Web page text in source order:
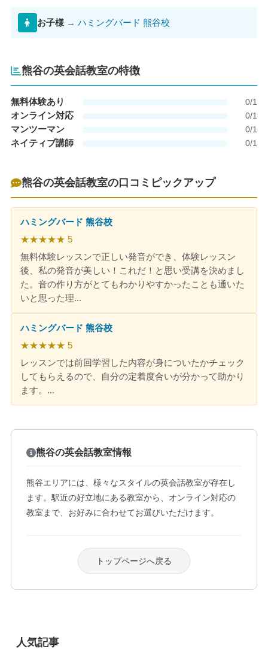
お子様 → ハミングバード 熊谷校
熊谷の英会話教室の特徴
無料体験あり 0/1
オンライン対応 0/1
マンツーマン 0/1
ネイティブ講師 0/1
熊谷の英会話教室の口コミピックアップ
ハミングバード 熊谷校
★★★★★ 5
無料体験レッスンで正しい発音ができ、体験レッスン
後、私の発音が美しい！これだ！と思い受講を決めまし
た。音の作り方がとてもわかりやすかったことも通いた
いと思った理...
ハミングバード 熊谷校
★★★★★ 5
レッスンでは前回学習した内容が身についたかチェック
してもらえるので、自分の定着度合いが分かって助かり
ます。...
熊谷の英会話教室情報
熊谷エリアには、様々なスタイルの英会話教室が存在し
ます。駅近の好立地にある教室から、オンライン対応の
教室まで、お好みに合わせてお選びいただけます。
トップページへ戻る
人気記事